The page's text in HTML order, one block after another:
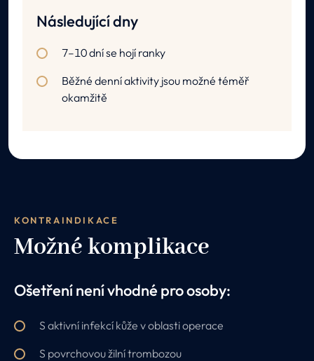
Následující dny
7–10 dní se hojí ranky
Běžné denní aktivity jsou možné téměř
okamžitě
KONTRAINDIKACE
Možné komplikace
Ošetření není vhodné pro osoby:
S aktivní infekcí kůže v oblasti operace
S povrchovou žilní trombozou